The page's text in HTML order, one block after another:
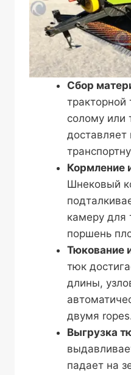
Сбор
тракторной
солому или
доставляет
Кормление
Шнековый
камеру для
поршень
Тюкование
тюк
длины,
двумя
Выгрузка
падает на